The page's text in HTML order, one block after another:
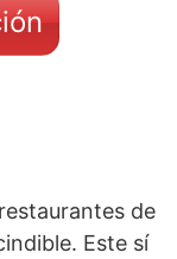
de
Este sí